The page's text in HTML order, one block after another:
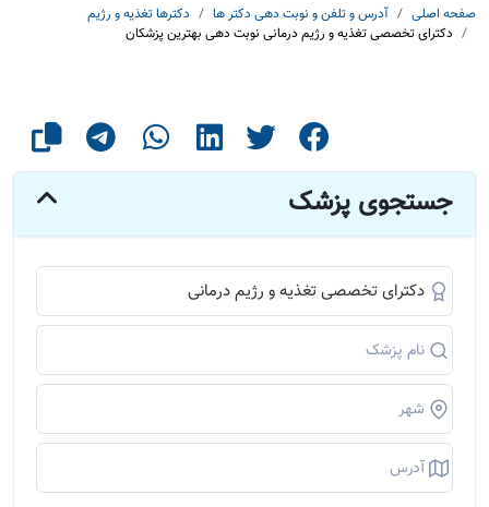
صفحه اصلی آدرس و تلفن و نوبت دهی دکتر ها
دکترها تغذیه و رژیم
دکترای تخصصی تغذیه و رژیم درمانی نوبت دهی بهترین پزشکان
جستجوی پزشک